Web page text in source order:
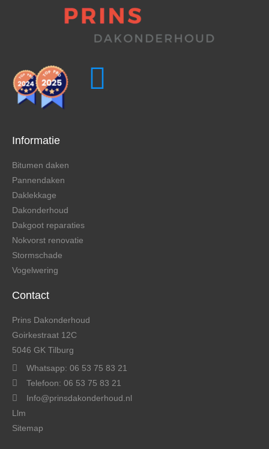
Informatie
Bitumen daken
Pannendaken
Daklekkage
Dakonderhoud
Dakgoot reparaties
Nokvorst renovatie
Stormschade
Vogelwering
Contact
Prins Dakonderhoud
Goirkestraat 12C
5046 GK Tilburg
Whatsapp: 06 53 75 83 21
Telefoon: 06 53 75 83 21
Info@prinsdakonderhoud.nl
Llm
Sitemap